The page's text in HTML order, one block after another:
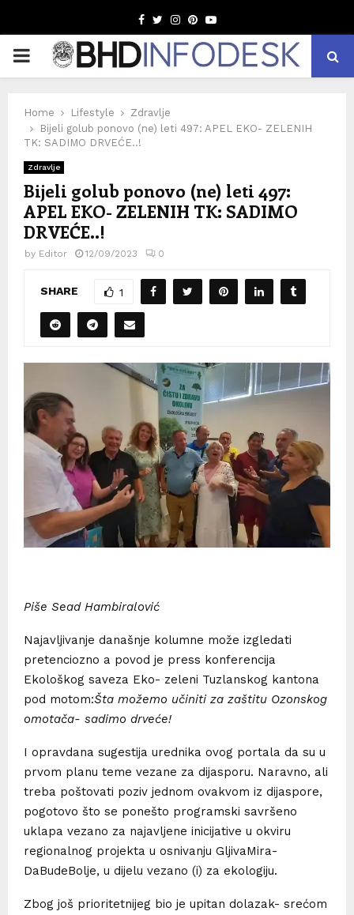
Facebook
TwitterInstagram
Pinterest
Youtube
PRIMARY
Home Lifestyle
Zdravlje
Bijeli golub ponovo (ne) leti 497: APEL EKO- ZELENIH
TK: SADIMO DRVEĆE..!
Zdravlje
Bijeli golub ponovo (ne) leti 497:
APEL EKO- ZELENIH TK: SADIMO
DRVEĆE..!
by Editor 12/09/2023 0
SHARE 1
Piše Sead Hambiralović
Najavljivanje današnje kolumne može izgledati
pretenciozno a povod je press konferencija
Ekološkog saveza Eko- zeleni Tuzlanskog kantona
pod motom:Šta možemo učiniti za zaštitu Ozonskog
omotača- sadimo drveće!
I opravdana sugestija urednika ovog portala da su u
prvom planu teme vezane za dijasporu. Naravno, ali
treba poštovati poziv jednom ovakvom iz dijaspore,
pogotovo što se ponešto programski savršeno
uklapa vezano za najavljene inicijative u okviru
regionalnog projekta u osnivanju GljivaMira-
DaBudeBolje, u dijelu vezano (i) za ekologiju.
Zbog još prioritetnijeg bio je upitan dolazak- srećom